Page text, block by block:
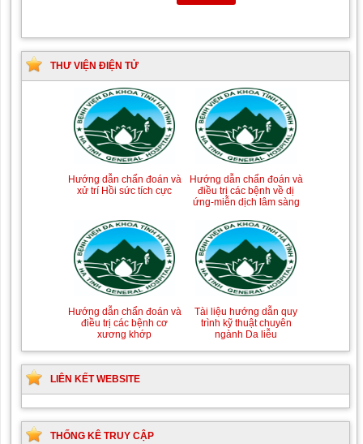
THƯ VIỆN ĐIỆN TỬ
Hướng dẫn chẩn đoán và
xử trí Hồi sức tích cực
Tài liệu Hướng dẫn
phòng ngừa nhiễm
Hướng dẫn chẩn đoán và
điều trị các bệnh về dị
ứng-miễn dịch lâm sàng
Hướng dẫn chẩn đoán và
điều trị một số bệnh
truyền nhiễm
Hướng dẫn chẩn đoán và
điều trị các bệnh cơ
xương khớp
Hướng dẫn quy trình kỹ
thuật Chuyên khoa Phẫu
thuật Tiết niệu
Tài liệu hướng dẫn quy
trình kỹ thuật chuyên
ngành Da liễu
Hướng dẫn Quy trình kỹ
thuật Nhi khoa
LIÊN KẾT WEBSITE
THỐNG KÊ TRUY CẬP